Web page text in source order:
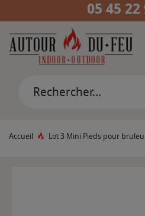
05 45 22
Accueil Lot 3 Mini Pieds pour